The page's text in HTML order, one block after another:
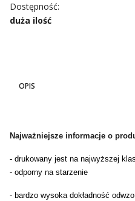
Dostępność:
duża ilość
OPIS
Najważniejsze informacje o
- drukowany jest na najwyższej
- odporny na starzenie
- bardzo wysoka dokładność